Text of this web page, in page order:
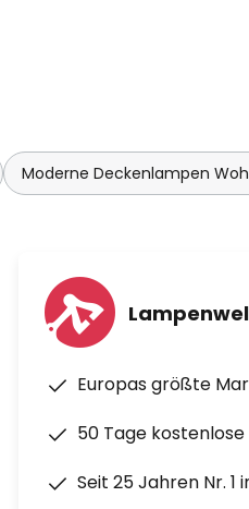
Moderne Deckenlampen
Europas größte
50 Tage
Seit 25 Jahren Nr. 1